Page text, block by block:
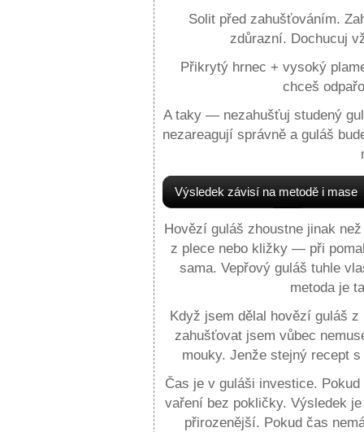
Solit před zahušťováním.
zdůrazní. Dochucuj
Přikrytý hrnec + vysoký
chceš
A taky — nezahušťuj studený
nezareagují správně a guláš
Výsledek závisí na metodě i mase
Hovězí guláš zhoustne jinak
z plece nebo kližky — při
sama. Vepřový guláš tuhle
metoda je
Když jsem dělal hovězí guláš
zahušťovat jsem vůbec
mouky. Jenže stejný recept
Čas je v guláši investice.
vaření bez pokličky. Výsledek
přirozenější. Pokud čas